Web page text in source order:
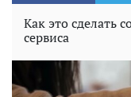
Как это сделать
сервиса